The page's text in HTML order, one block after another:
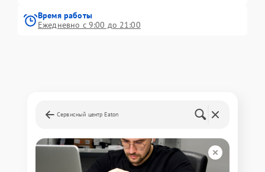
Время работы
Ежедневно с 9:00 до 21:00
Сервисный центр Eaton